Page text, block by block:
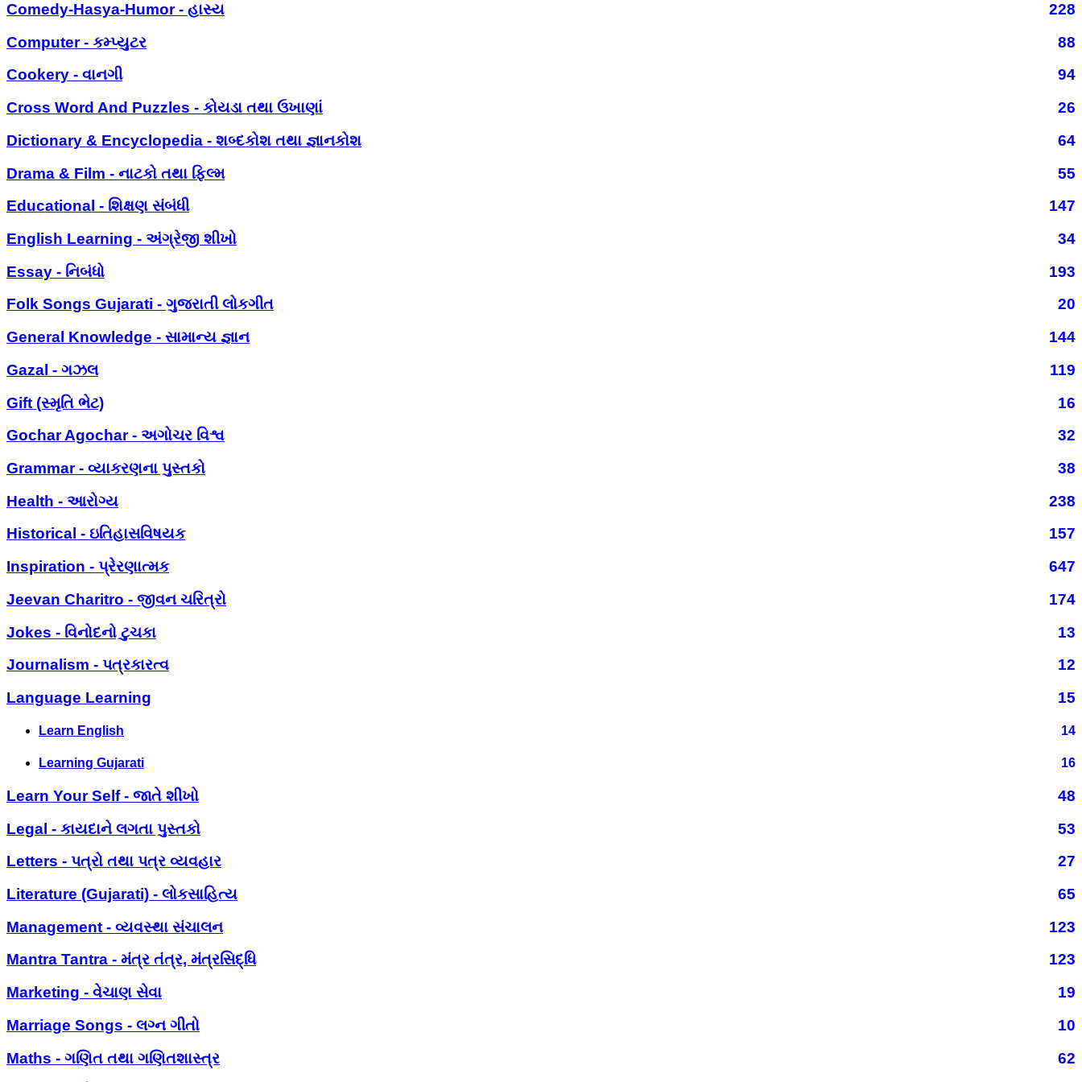
Comedy-Hasya-Humor - હાસ્ય
228
Computer - કમ્પ્યુટર
88
Cookery - વાનગી
94
Cross Word And Puzzles - કોયડા તથા ઉખાણાં
26
Dictionary & Encyclopedia - શબ્દકોશ તથા જ્ઞાનકોશ
64
Drama & Film - નાટકો તથા ફિલ્મ
55
Educational - શિક્ષણ સંબંધી
147
English Learning - અંગ્રેજી શીખો
34
Essay - નિબંધો
193
Folk Songs Gujarati - ગુજરાતી લોકગીત
20
General Knowledge - સામાન્ય જ્ઞાન
144
Gazal - ગઝલ
119
Gift (સ્મૃતિ ભેટ)
16
Gochar Agochar - અગોચર વિશ્વ
32
Grammar - વ્યાકરણના પુસ્તકો
38
Health - આરોગ્ય
238
Historical - ઇતિહાસવિષયક
157
Inspiration - પ્રેરણાત્મક
647
Jeevan Charitro - જીવન ચરિત્રો
174
Jokes - વિનોદનો ટુચકા
13
Journalism - પત્રકારત્વ
12
Language Learning
15
Learn English 14
Learning Gujarati 16
Learn Your Self - જાતે શીખો
48
Legal - કાયદાને લગતા પુસ્તકો
53
Letters - પત્રો તથા પત્ર વ્યવહાર
27
Literature (Gujarati) - લોકસાહિત્ય
65
Management - વ્યવસ્થા સંચાલન
123
Mantra Tantra - મંત્ર તંત્ર, મંત્રસિદ્ધિ
123
Marketing - વેચાણ સેવા
19
Marriage Songs - લગ્ન ગીતો
10
Maths - ગણિત તથા ગણિતશાસ્ત્ર
62